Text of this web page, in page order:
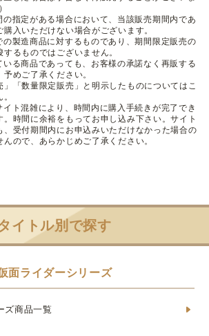
指定がある場合において、当該販売期間内であ
入いただけない場合がございます。
製造商品に対するものであり、期間限定販売の
るものではございません。
る商品であっても、お客様の承諾なく再販する
めご了承ください。
」「数量限定販売」と明示したものについてはこ
ト混雑により、時間内に購入手続きが完了でき
時間に余裕をもってお申し込み下さい。サイト
、受付期間内にお申込みいただけなかった場合の
ので、あらかじめご了承ください。
イトル別で探す
面ライダーシリーズ
ズ商品一覧